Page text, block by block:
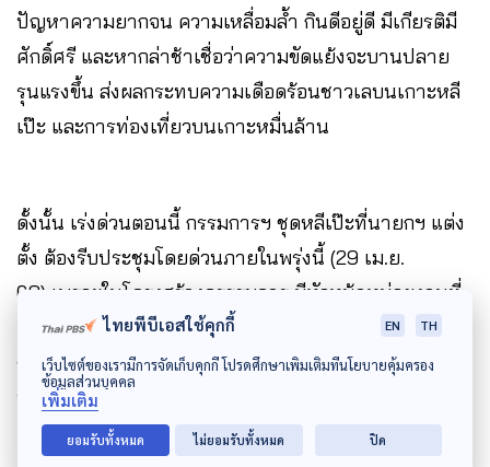
ปัญหาความยากจน ความเหลื่อมล้ำ กินดีอยู่ดี มีเกียรติมี
ศักดิ์ศรี และหากล่าช้าเชื่อว่าความขัดแย้งจะบานปลาย
รุนแรงขึ้น ส่งผลกระทบความเดือดร้อนชาวเลบนเกาะหลี
เป๊ะ และการท่องเที่ยวบนเกาะหมื่นล้าน
ดั้งนั้น เร่งด่วนตอนนี้ กรรมการฯ ชุดหลีเป๊ะที่นายกฯ แต่ง
ตั้ง ต้องรีบประชุมโดยด่วนภายในพรุ่งนี้ (29 เม.ย.
68) เพราะในโครงสร้างกรรรมการ มีหัวหน้าหน่วยงานที่
เกี่ยวข้องในพื้นที่อยู่แล้ว ต้องไถ่ถามว่าการดำเนิน
งาน กระบวนการของหน่วยงานในพื้นที่ทำไมถึงทำอย่าง
นั้นได้ เมื่อหน่วยงานราชการไม่ปฏิบัติตามระเบียบขั้น
ตอน ก็ต้องรายงานต่อนายกฯ เพื่อสั่งการลงโทษ ไม่ว่า
ไทยพีบีเอสใช้คุกกี้ EN TH
เว็บไซต์ของเรามีการจัดเก็บคุกกี้ โปรดศึกษาเพิ่มเติมที่นโยบายคุ้มครอง
ข้อมูลส่วนบุคคล
เพิ่มเติม
ยอมรับทั้งหมด ไม่ยอมรับทั้งหมด ปิด